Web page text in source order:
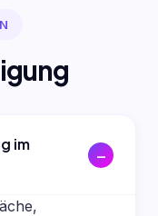
im